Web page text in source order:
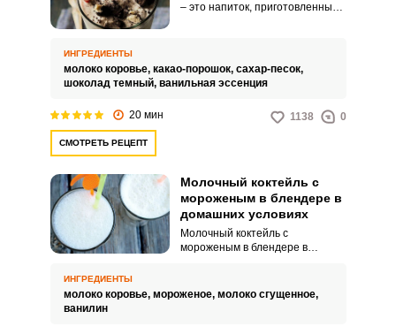
– это напиток, приготовленный
ингредиентов для улучшения
вкуса. Этот коктейль может быть
горячим или холодным, в
обычно подается в стаканах или
ИНГРЕДИЕНТЫ
молоко коровье, какао-порошок, сахар-песок,
шоколад темный, ванильная эссенция
20 мин 1138 0
СМОТРЕТЬ РЕЦЕПТ
Молочный коктейль с
мороженым в блендере в
домашних условиях
Молочный коктейль с
мороженым в блендере в
десерт, который понравится как
ИНГРЕДИЕНТЫ
молоко коровье, мороженое, молоко сгущенное,
ванилин